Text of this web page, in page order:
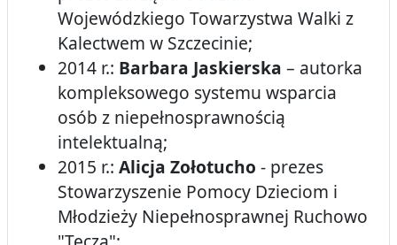
Wojewódzkiego Towarzystwa Walki z
Kalectwem w Szczecinie;
2014 r.: Barbara Jaskierska – autorka
kompleksowego systemu wsparcia
osób z niepełnosprawnością
intelektualną;
2015 r.: Alicja Zołotucho - prezes
Stowarzyszenie Pomocy Dzieciom i
Młodzieży Niepełnosprawnej Ruchowo